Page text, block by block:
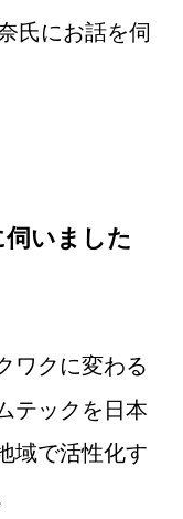
氏にお話を伺
いました
ワクに変わる
テックを日本
域で活性化す